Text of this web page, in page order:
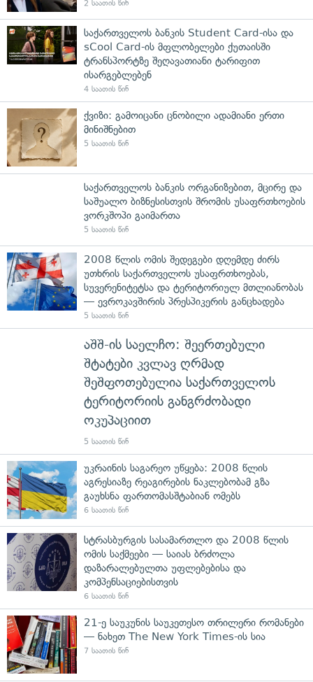
2 საათის წინ
საქართველოს ბანკის Student Card-ისა და
sCool Card-ის მფლობელები ქუთაისში
ტრანსპორტზე შეღავათიანი ტარიფით
ისარგებლებენ
4 საათის წინ
ქვიზი: გამოიცანი ცნობილი ადამიანი ერთი
მინიშნებით
5 საათის წინ
საქართველოს ბანკის ორგანიზებით, მცირე და
საშუალო ბიზნესისთვის შრომის უსაფრთხოების
ვორკშოპი გაიმართა
5 საათის წინ
2008 წლის ომის შედეგები დღემდე ძირს
უთხრის საქართველოს უსაფრთხოებას,
სუვერენიტეტსა და ტერიტორიულ მთლიანობას
— ევროკავშირის პრესპიკერის განცხადება
5 საათის წინ
აშშ-ის საელჩო: შეერთებული
შტატები კვლავ ღრმად
შეშფოთებულია საქართველოს
ტერიტორიის განგრძობადი
ოკუპაციით
5 საათის წინ
უკრაინის საგარეო უწყება: 2008 წლის
აგრესიაზე რეაგირების ნაკლებობამ გზა
გაუხსნა ფართომასშტაბიან ომებს
6 საათის წინ
სტრასბურგის სასამართლო და 2008 წლის
ომის საქმეები — საიას ბრძოლა
დაზარალებულთა უფლებებისა და
კომპენსაციებისთვის
6 საათის წინ
21-ე საუკუნის საუკეთესო თრილერი რომანები
— ნახეთ The New York Times-ის სია
7 საათის წინ